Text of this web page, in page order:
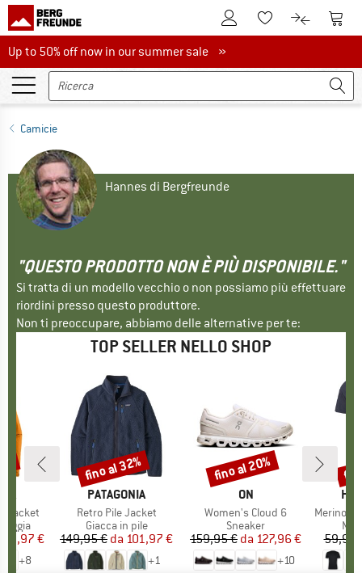
Al conto clienteAlla lista
Al Al
Up to 50% off now in our summer sale
Up to 50% off now in our summer sale »
Camicie
Hannes di Bergfreunde
"QUESTO PRODOTTO NON È PIÙ DISPONIBILE."
Si tratta di un modello vecchio o non possiamo più effettuare
riordini presso questo produttore.
Non ti preoccupare, abbiamo delle alternative per te:
TOP SELLER NELLO SHOP
Jacket
ridotto
€
+8
MARCHIO
PATAGONIA
Articolo
Retro Pile Jacket
Gruppo di prodotti
Giacca in pile
Prezzo
149,95 € Prezzo ridotto
da 101,97 €
+1
Sconto
fino al 32%
MARCHIO
ON
Articolo
Women's Cloud 6
Gruppo di prodotti
Sneaker
Prezzo
159,95 € Prezzo ridotto
da 127,96 €
+10
Sconto
fino al 20%
Articolo
MerinoMix150
59,95